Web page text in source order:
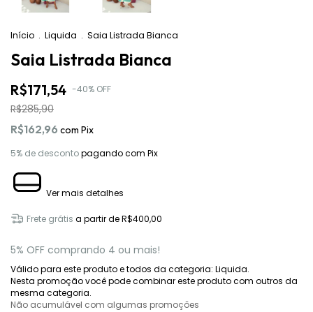
Início . Liquida . Saia Listrada Bianca
Saia Listrada Bianca
R$171,54 -40% OFF
R$285,90
R$162,96 com Pix
5% de descontopagando com Pix
Ver mais detalhes
Frete grátis a partir deR$400,00
5% OFF comprando 4 ou mais!
Válido para este produto e todos da categoria: Liquida.
Nesta promoção você pode combinar este produto com outros da
mesma categoria.
Não acumulável com algumas promoções